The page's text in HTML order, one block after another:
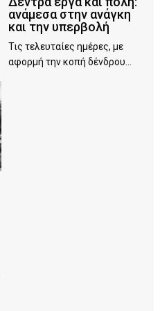
ανάμεσα στην ανάγκη
και την υπερβολή
Τις τελευταίες ημέρες, με
αφορμή την κοπή δένδρου...